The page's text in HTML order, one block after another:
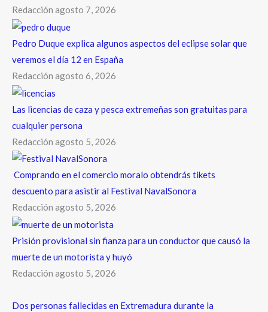
Redacción agosto 7, 2026
Pedro Duque explica algunos aspectos del eclipse solar que
veremos el día 12 en España
Redacción agosto 6, 2026
Las licencias de caza y pesca extremeñas son gratuitas para
cualquier persona
Redacción agosto 5, 2026
Comprando en el comercio moralo obtendrás tikets
descuento para asistir al Festival NavalSonora
Redacción agosto 5, 2026
Prisión provisional sin fianza para un conductor que causó la
muerte de un motorista y huyó
Redacción agosto 5, 2026
Dos personas fallecidas en Extremadura durante la